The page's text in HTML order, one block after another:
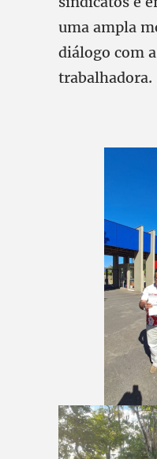
uma ampla
diálogo com
trabalhadora.